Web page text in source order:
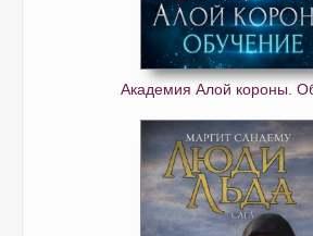
Академия Алой короны.